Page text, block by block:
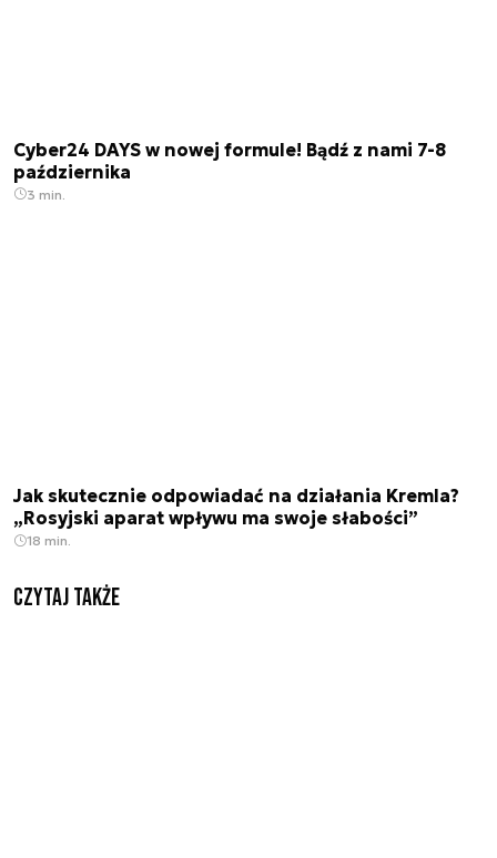
Cyber24 DAYS w nowej formule! Bądź z nami 7-8
października
3 min.
Jak skutecznie odpowiadać na działania Kremla?
„Rosyjski aparat wpływu ma swoje słabości”
18 min.
Czytaj także